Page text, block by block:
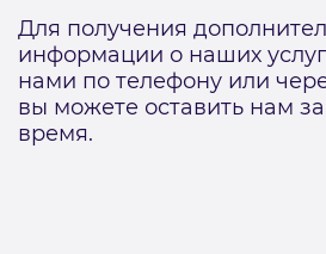
Для получения
информации о наших
нами по телефону или
вы можете оставить нам
время.